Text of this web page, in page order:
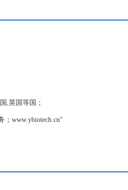
,英国等国；
；www.ybiotech.cn"